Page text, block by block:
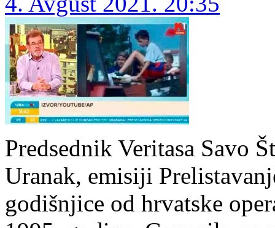
Predsednik Veritasa Savo
Uranak, emisiji
godišnjice od hrvatske